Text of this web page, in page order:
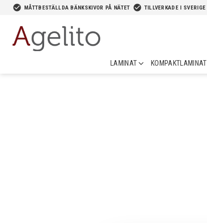
check_circle MÅTTBESTÄLLDA BÄNKSKIVOR PÅ NÄTET check_circle TILLVERKADE I SVERIGE
LAMINAT KOMPAKTLAMINAT